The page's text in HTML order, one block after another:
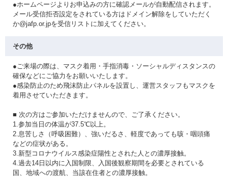
●ホームページよりお申込みの方に確認メールが自動配信されます。
メール受信拒否設定をされている方はドメイン解除をしていただく
か@jafp.or.jpを受信リストに加えてください。
その他
●ご来場の際は、マスク着用・手指消毒・ソーシャルディスタンスの
確保などにご協力をお願いいたします。
●感染防止のため飛沫防止パネルを設置し、運営スタッフもマスクを
着用させていただきます。
■ 次の方はご参加いただけませんので、ご了承ください。
1.参加当日の体温が37.5℃以上。
2.息苦しさ（呼吸困難）、強いだるさ、軽度であっても咳・咽頭痛
などの症状がある。
3.新型コロナウイルス感染症陽性とされた人との濃厚接触。
4.過去14日以内に入国制限、入国後観察期間を必要とされている
国、地域への渡航、当該在住者との濃厚接触。